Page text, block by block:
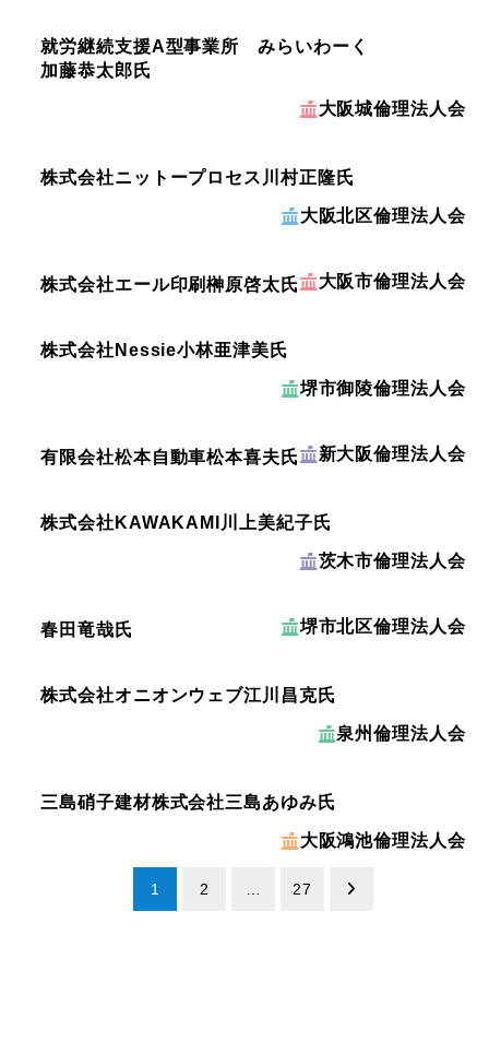
就労継続支援A型事業所 みらいわーく
加藤恭太郎氏
大阪城倫理法人会
株式会社ニットープロセス 川村正隆氏
大阪北区倫理法人会
株式会社エール印刷榊原啓太氏 大阪市倫理法人会
株式会社Nessie小林亜津美氏
堺市御陵倫理法人会
有限会社松本自動車松本喜夫氏 新大阪倫理法人会
株式会社KAWAKAMI 川上美紀子氏
茨木市倫理法人会
春田竜哉氏 堺市北区倫理法人会
株式会社オニオンウェブ江川昌克氏
泉州倫理法人会
三島硝子建材株式会社三島あゆみ氏
大阪鴻池倫理法人会
1 2 … 27